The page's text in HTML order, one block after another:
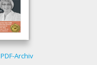
PDF-Archiv